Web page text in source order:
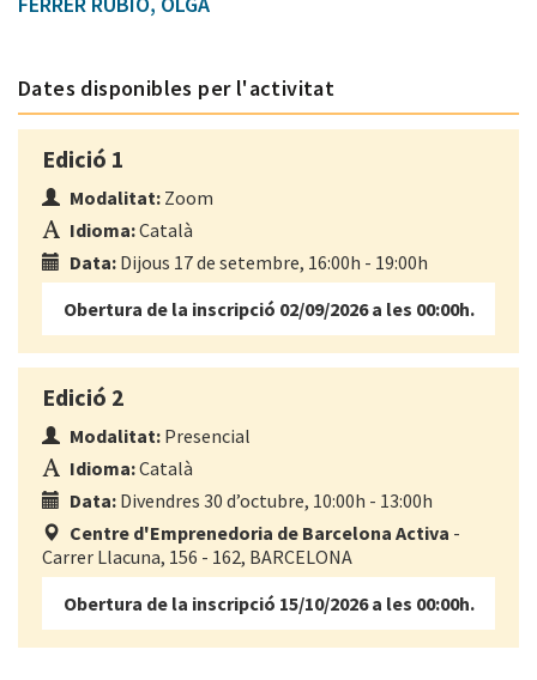
Dates disponibles per l'activitat
Edició 1
Modalitat: Zoom
Idioma:Català
Data: Dijous 17 de setembre, 16:00h - 19:00h
Obertura de la inscripció 02/09/2026 a les 00:00h.
Edició 2
Modalitat: Presencial
Idioma:Català
Data: Divendres 30 d’octubre, 10:00h - 13:00h
Centre d'Emprenedoria de Barcelona Activa -
Carrer Llacuna, 156 - 162, BARCELONA
Obertura de la inscripció 15/10/2026 a les 00:00h.